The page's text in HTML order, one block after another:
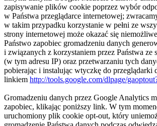
zapisywanie plików cookie poprzez wybór
w Państwa przeglądarce internetowej;
w takim przypadku korzystanie w pełni ze
strony internetowej może okazać się
Państwo zapobiec gromadzeniu danych
i związanych z korzystaniem przez Państwa ze
(w tym adresu IP) oraz przetwarzaniu tych
pobierając i instalując wtyczkę do przeglądarki
linkiem http://tools.google.com/dlpage/
Gromadzeniu danych przez Google Analytics
zapobiec, klikając poniższy link. W tym
uruchomiony plik cookie opt-out, który